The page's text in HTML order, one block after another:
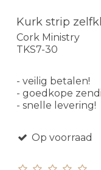
Kurk strip
Cork Ministry
TKS7-30
- veilig betalen!
- goedkope
- snelle levering!
Op voorraad